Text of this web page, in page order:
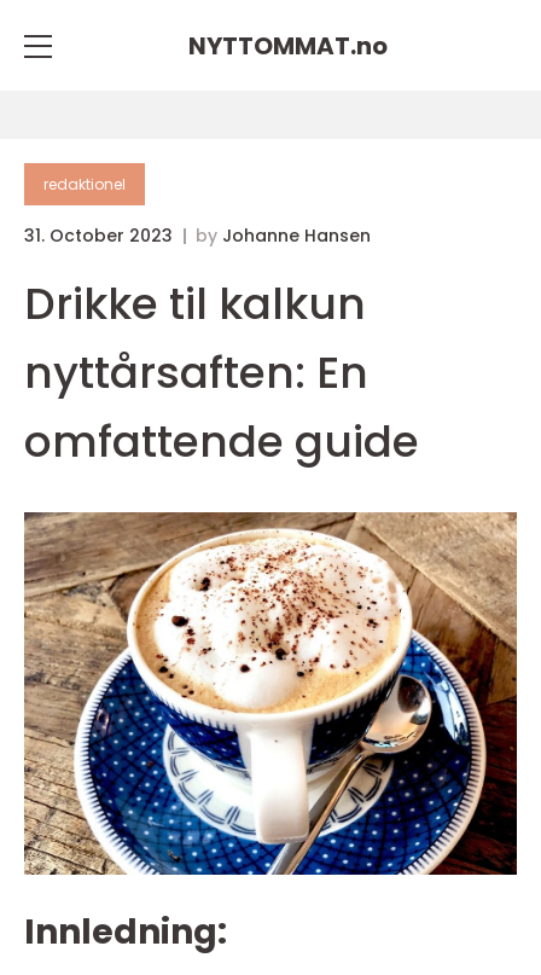
NYTTOMMAT.no
redaktionel
31. October 2023 by Johanne Hansen
Drikke til kalkun
nyttårsaften: En
omfattende guide
Innledning: